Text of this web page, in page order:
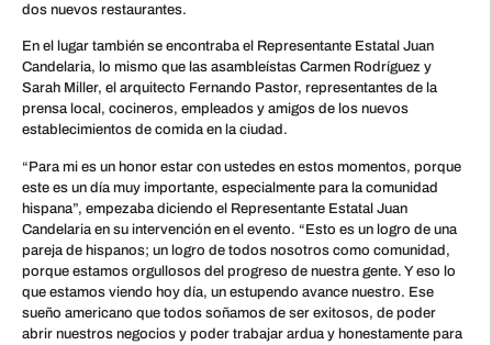
dos nuevos restaurantes.
En el lugar también se encontraba el Representante Estatal Juan
Candelaria, lo mismo que las asambleístas Carmen Rodríguez y
Sarah Miller, el arquitecto Fernando Pastor, representantes de la
prensa local, cocineros, empleados y amigos de los nuevos
establecimientos de comida en la ciudad.
“Para mi es un honor estar con ustedes en estos momentos, porque
este es un día muy importante, especialmente para la comunidad
hispana”, empezaba diciendo el Representante Estatal Juan
Candelaria en su intervención en el evento. “Esto es un logro de una
pareja de hispanos; un logro de todos nosotros como comunidad,
porque estamos orgullosos del progreso de nuestra gente. Y eso lo
que estamos viendo hoy día, un estupendo avance nuestro. Ese
sueño americano que todos soñamos de ser exitosos, de poder
abrir nuestros negocios y poder trabajar ardua y honestamente para